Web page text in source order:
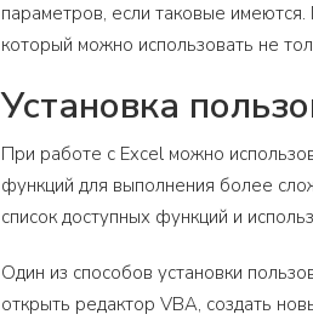
параметров, если таковые
который можно использовать не
Установка
При работе с Excel можно
функций для выполнения более
список доступных функций и
Один из способов установки
открыть редактор VBA, создать